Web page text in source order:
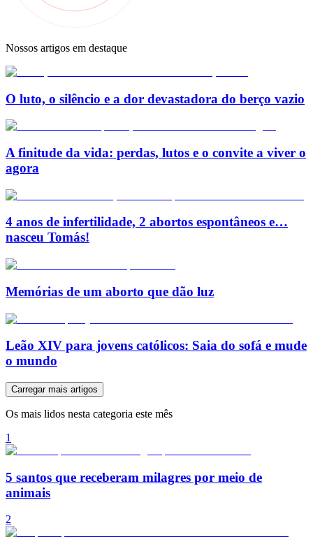
Nossos artigos em destaque
O luto, o silêncio e a dor devastadora do berço vazio
A finitude da vida: perdas, lutos e o convite a viver o
agora
4 anos de infertilidade, 2 abortos espontâneos e…
nasceu Tomás!
Memórias de um aborto que dão luz
Leão XIV para jovens católicos: Saia do sofá e mude
o mundo
Carregar mais artigos
Os mais lidos nesta categoria este mês
1
5 santos que receberam milagres por meio de
animais
2